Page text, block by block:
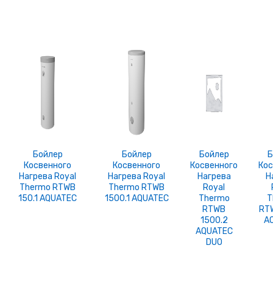
Бойлер
Косвенного
Нагрева Royal
Thermo RTWB
150.1 AQUATEC
Бойлер
Косвенного
Нагрева Royal
Thermo RTWB
1500.1 AQUATEC
Бойлер
Косвенного
Нагрева
Royal
Thermo
RTWB
1500.2
AQUATEC
DUO